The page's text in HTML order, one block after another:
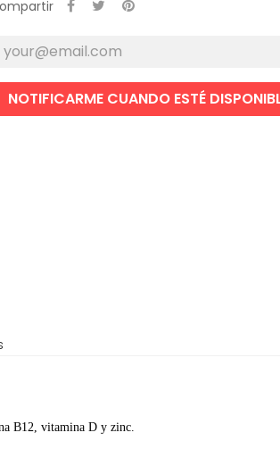
NOTIFICARME CUANDO ESTÉ
B12, vitamina D y zinc.